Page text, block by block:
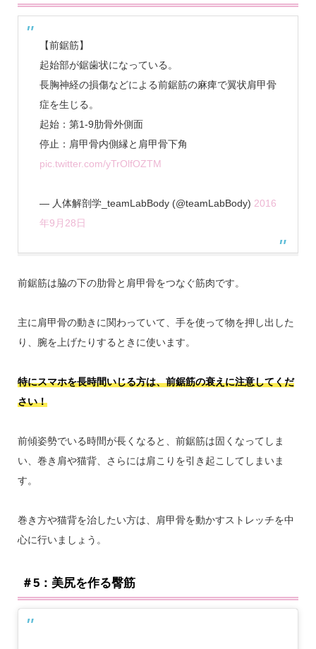
【前鋸筋】
起始部が鋸歯状になっている。
長胸神経の損傷などによる前鋸筋の麻痺で翼状肩甲骨
症を生じる。
起始：第1-9肋骨外側面
停止：肩甲骨内側縁と肩甲骨下角
pic.twitter.com/yTrOlfOZTM
— 人体解剖学_teamLabBody (@teamLabBody) 2016
年9月28日
前鋸筋は脇の下の肋骨と肩甲骨をつなぐ筋肉です。
主に肩甲骨の動きに関わっていて、手を使って物を押し出した
り、腕を上げたりするときに使います。
特にスマホを長時間いじる方は、前鋸筋の衰えに注意してくだ
さい！
前傾姿勢でいる時間が長くなると、前鋸筋は固くなってしま
い、巻き肩や猫背、さらには肩こりを引き起こしてしまいま
す。
巻き方や猫背を治したい方は、肩甲骨を動かすストレッチを中
心に行いましょう。
＃5：美尻を作る臀筋